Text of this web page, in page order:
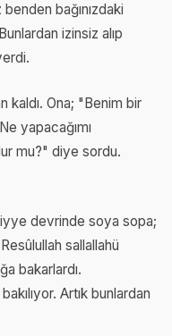
bağınızdaki
izinsiz alıp
kaldı. Ona; "Benim bir
yapacağımı
mu?" diye sordu.
devrinde soya sopa;
sallallahü
bakarlardı.
Artık bunlardan